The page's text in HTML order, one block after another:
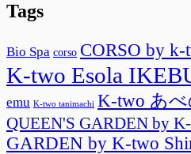
Tags
Bio Spa corso CORSO by
K-two Esola
emu K-two tanimachi K-two あ
QUEEN'S GARDEN by
GARDEN by K-two